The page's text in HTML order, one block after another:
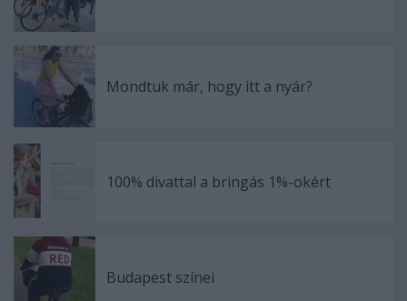
Mondtuk már, hogy itt a nyár?
100% divattal a bringás 1%-okért
Budapest színei